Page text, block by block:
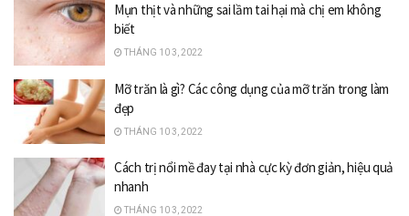
Mụn thịt và những sai lầm tai hại mà chị em không
biết
THÁNG 10 3, 2022
Mỡ trăn là gì? Các công dụng của mỡ trăn trong làm
đẹp
THÁNG 10 3, 2022
Cách trị nổi mề đay tại nhà cực kỳ đơn giản, hiệu quả
nhanh
THÁNG 10 3, 2022